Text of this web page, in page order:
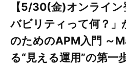
【5/30(金)オンライ
バビリティって何？」
のためのAPM入門 ～
る“見える運用”の第一